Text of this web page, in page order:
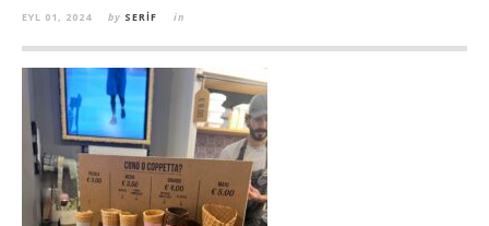
EYL 01, 2024 by SERIF in